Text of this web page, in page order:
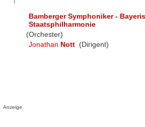
Bamberger Symphoniker -
Staatsphilharmonie
(Orchester)
Jonathan Nott (Dirigent)
Anzeige